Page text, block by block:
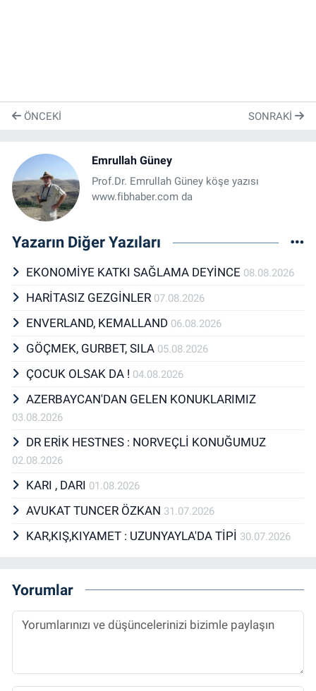
ÖNCEKI SONRAKI
Emrullah Güney
Prof.Dr. Emrullah Güney köşe yazısı
www.fibhaber.com da
Yazarın Diğer Yazıları
EKONOMİYE KATKI SAĞLAMA DEYİNCE 08.08.2026
HARİTASIZ GEZGİNLER 07.08.2026
ENVERLAND, KEMALLAND 06.08.2026
GÖÇMEK, GURBET, SILA 05.08.2026
ÇOCUK OLSAK DA ! 04.08.2026
AZERBAYCAN'DAN GELEN KONUKLARIMIZ
03.08.2026
DR ERİK HESTNES : NORVEÇLİ KONUĞUMUZ
02.08.2026
KARI , DARI 01.08.2026
AVUKAT TUNCER ÖZKAN 31.07.2026
KAR,KIŞ,KIYAMET : UZUNYAYLA'DA TİPİ 30.07.2026
Yorumlar